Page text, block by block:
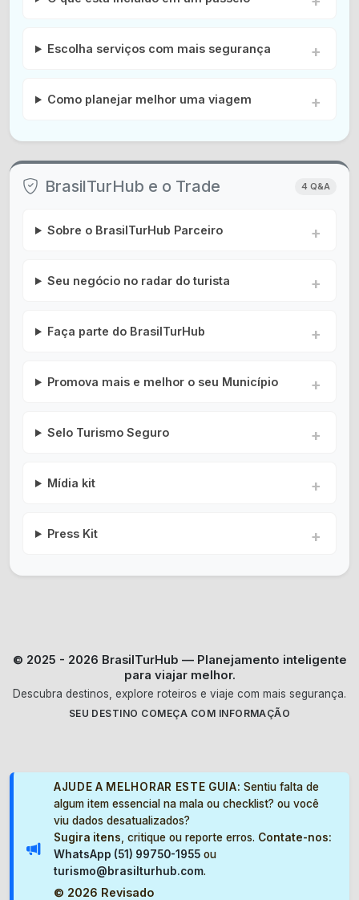
Escolha serviços com mais segurança
Como planejar melhor uma viagem
BrasilTurHub e o Trade 4 Q&A
Sobre o BrasilTurHub Parceiro
Seu negócio no radar do turista
Faça parte do BrasilTurHub
Promova mais e melhor o seu Município
Selo Turismo Seguro
Mídia kit
Press Kit
© 2025 - 2026 BrasilTurHub — Planejamento inteligente
para viajar melhor.
Descubra destinos, explore roteiros e viaje com mais segurança.
SEU DESTINO COMEÇA COM INFORMAÇÃO
AJUDE A MELHORAR ESTE GUIA: Sentiu falta de
algum item essencial na mala ou checklist? ou você
viu dados desatualizados?
Sugira itens , critique ou reporte erros. Contate-nos:
WhatsApp (51) 99750-1955 ou
turismo@brasilturhub.com.
© 2026 Revisado